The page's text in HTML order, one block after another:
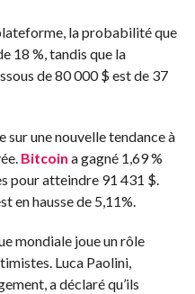
la probabilité que
18 %, tandis que la
de 80 000 $ est de 37
sur une nouvelle tendance à
Bitcoin a gagné 1,69 %
pour atteindre 91 431 $.
en hausse de 5,11%.
mondiale joue un rôle
Luca Paolini,
a déclaré qu’ils